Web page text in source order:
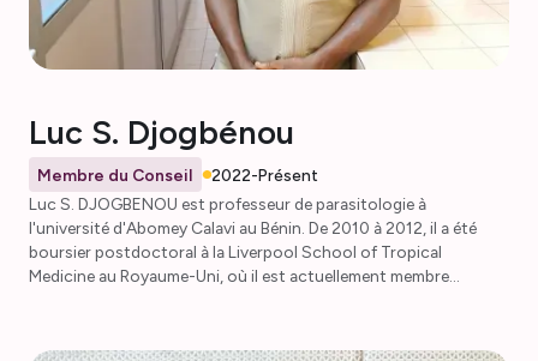
Luc S. Djogbénou
Membre du Conseil
2022-Présent
Luc S. DJOGBENOU est professeur de parasitologie à
l'université d'Abomey Calavi au Bénin. De 2010 à 2012, il a été
boursier postdoctoral à la Liverpool School of Tropical
Medicine au Royaume-Uni, où il est actuellement membre
assumé le poste de directeur adjoint en 2020. Il a été nommé